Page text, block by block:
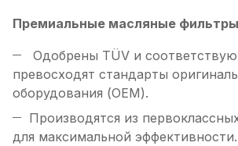
Премиальные масляные
Одобрены TÜV и
превосходят стандарты
оборудования (OEM).
Производятся из
для максимальной эффективности.